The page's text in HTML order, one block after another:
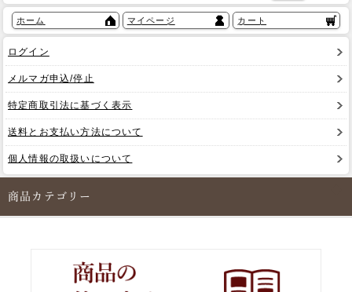
ホーム マイページ カート
ログイン
メルマガ申込/停止
特定商取引法に基づく表示
送料とお支払い方法について
個人情報の取扱いについて
商品カテゴリー